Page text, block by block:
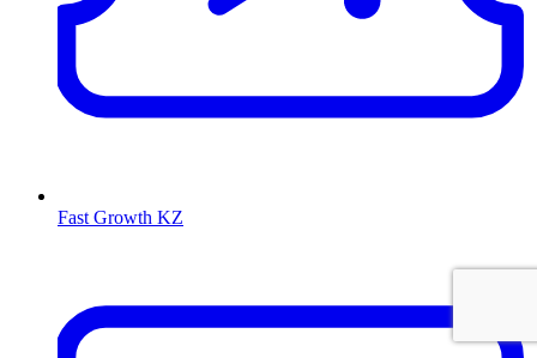
Fast Growth KZ